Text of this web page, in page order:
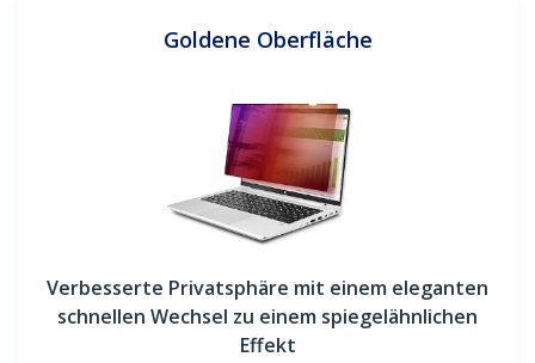
Goldene Oberfläche
Verbesserte Privatsphäre mit einem eleganten
schnellen Wechsel zu einem spiegelähnlichen
Effekt